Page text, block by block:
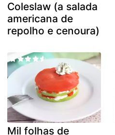
Coleslaw (a salada
americana de
repolho e cenoura)
Mil folhas de